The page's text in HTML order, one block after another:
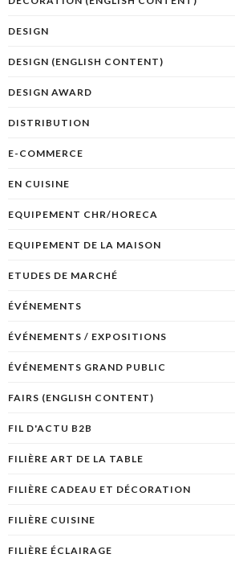
DESIGN
DESIGN (ENGLISH CONTENT)
DESIGN AWARD
DISTRIBUTION
E-COMMERCE
EN CUISINE
EQUIPEMENT CHR/HORECA
EQUIPEMENT DE LA MAISON
ETUDES DE MARCHÉ
ÉVÉNEMENTS
ÉVÉNEMENTS / EXPOSITIONS
ÉVÉNEMENTS GRAND PUBLIC
FAIRS (ENGLISH CONTENT)
FIL D'ACTU B2B
FILIÈRE ART DE LA TABLE
FILIÈRE CADEAU ET DÉCORATION
FILIÈRE CUISINE
FILIÈRE ÉCLAIRAGE